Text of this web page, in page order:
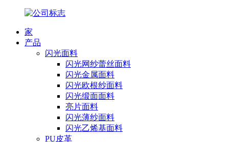
家
产品
闪光面料
闪光网纱蕾丝面料
闪光金属面料
闪光欧根纱面料
闪光缎面面料
亮片面料
闪光薄纱面料
闪光乙烯基面料
PU皮革